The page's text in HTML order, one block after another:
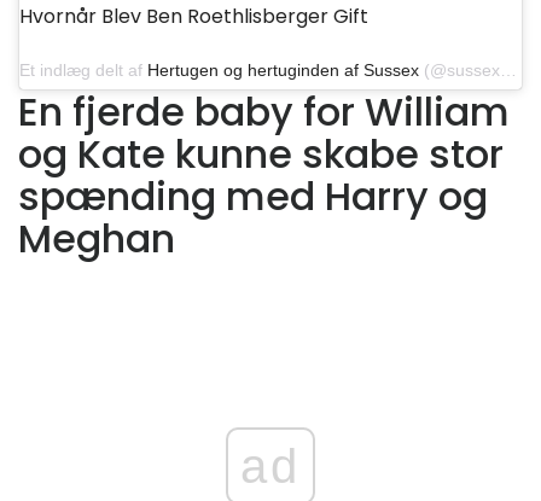
Hvornår Blev Ben Roethlisberger Gift
Et indlæg delt af Hertugen og hertuginden af ​​Sussex (@sussexroyal) den 25. september 2019 kl. 2:37 PDT
En fjerde baby for William
og Kate kunne skabe stor
spænding med Harry og
Meghan
ad